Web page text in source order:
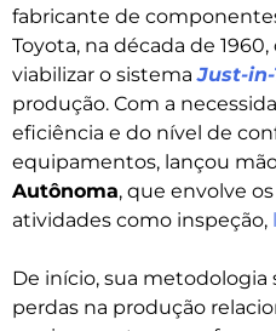
fabricante de
Toyota, na década de
viabilizar o sistemaJust-
produção. Com a
eficiência e do nível de
equipamentos, lançou
Autônoma, que envolve
atividades como inspeção,
De início, sua metodologia
perdas na produção